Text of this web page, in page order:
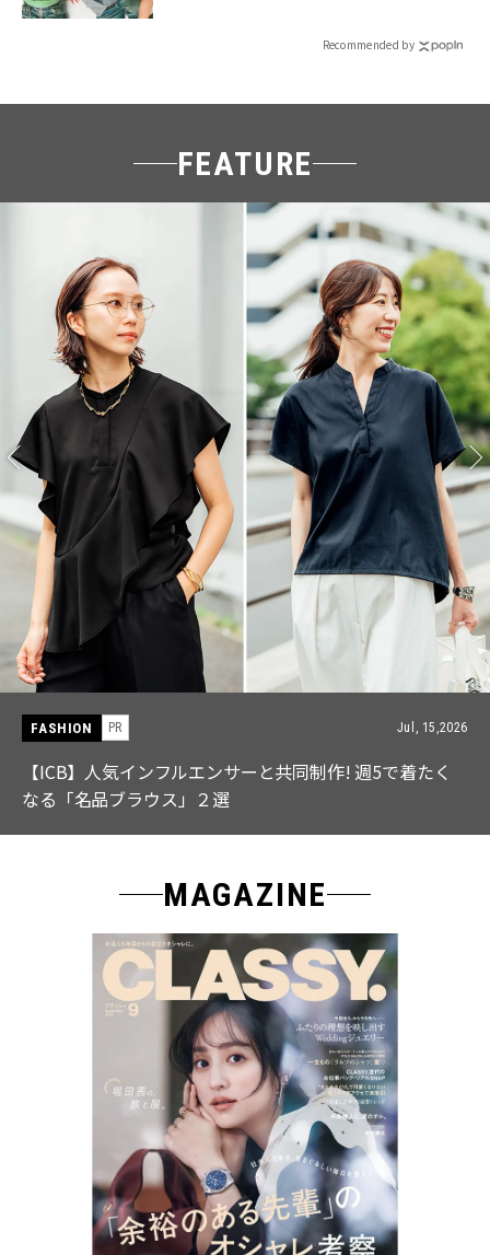
Recommended by
FEATURE
FASHION PR Jul, 15,2026
【ICB】人気インフルエンサーと共同制作! 週5で着たく
なる「名品ブラウス」２選
MAGAZINE